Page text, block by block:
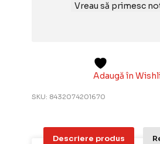
Vreau să primesc
Adaugă în
SKU: 8432074201670
Descriere produs